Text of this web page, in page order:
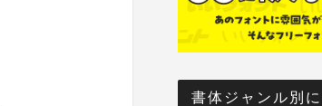
書体ジャンル別